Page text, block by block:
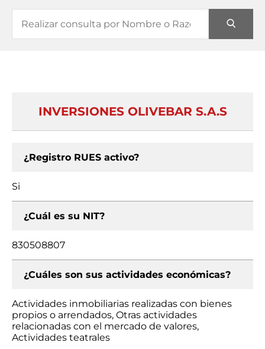
INVERSIONES OLIVEBAR S.A.S
¿Registro RUES activo?
Si
¿Cuál es su NIT?
830508807
¿Cuáles son sus actividades económicas?
Actividades inmobiliarias realizadas con bienes
propios o arrendados, Otras actividades
relacionadas con el mercado de valores,
Actividades teatrales